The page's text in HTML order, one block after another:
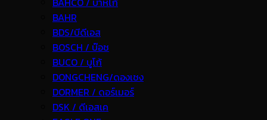
BAHR
BDS/บีดีเอส
BOSCH / บ๊อช
BUCO / บูโก้
DONGCHENG/ดองเชง
DORMER / ดอร์เมอร์
DSK / ดีเอสเค